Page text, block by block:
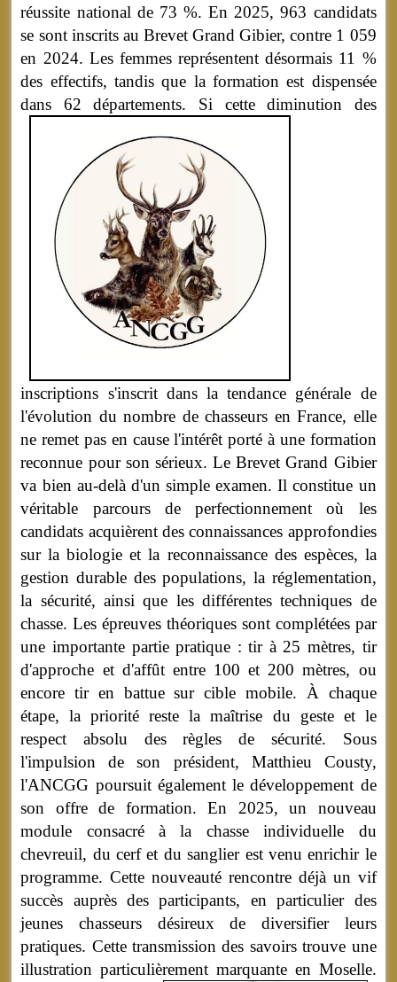
réussite national de 73 %. En 2025, 963 candidats
se sont inscrits au Brevet Grand Gibier, contre 1 059
en 2024. Les femmes représentent désormais 11 %
des effectifs, tandis que la formation est dispensée
dans 62 départements. Si cette diminution des
inscriptions s'inscrit dans la tendance générale de
l'évolution du nombre de chasseurs en France, elle
ne remet pas en cause l'intérêt porté à une formation
reconnue pour son sérieux. Le Brevet Grand Gibier
va bien au-delà d'un simple examen. Il constitue un
véritable parcours de perfectionnement où les
candidats acquièrent des connaissances approfondies
sur la biologie et la reconnaissance des espèces, la
gestion durable des populations, la réglementation,
la sécurité, ainsi que les différentes techniques de
chasse. Les épreuves théoriques sont complétées par
une importante partie pratique : tir à 25 mètres, tir
d'approche et d'affût entre 100 et 200 mètres, ou
encore tir en battue sur cible mobile. À chaque
étape, la priorité reste la maîtrise du geste et le
respect absolu des règles de sécurité. Sous
l'impulsion de son président, Matthieu Cousty,
l'ANCGG poursuit également le développement de
son offre de formation. En 2025, un nouveau
module consacré à la chasse individuelle du
chevreuil, du cerf et du sanglier est venu enrichir le
programme. Cette nouveauté rencontre déjà un vif
succès auprès des participants, en particulier des
jeunes chasseurs désireux de diversifier leurs
pratiques. Cette transmission des savoirs trouve une
illustration particulièrement marquante en Moselle.